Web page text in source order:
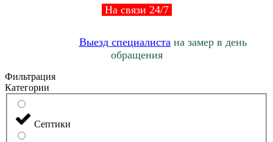
На связи 24/7
Выезд специалистана замер в день
обращения
Фильтрация
Категории
Септики